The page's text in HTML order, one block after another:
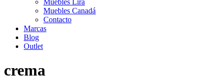
Muebles Canadá
Contacto
Marcas
Blog
Outlet
crema